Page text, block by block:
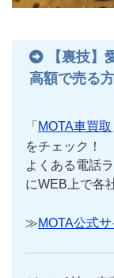
【裏技
高額で売る
「 MOTA車買取
をチェック！
よくある電話
にWEB上で各
≫MOTA公式サ